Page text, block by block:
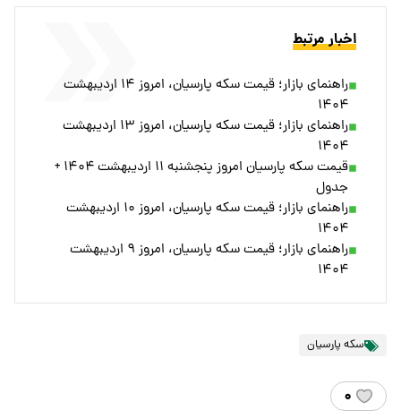
اخبار مرتبط
راهنمای بازار؛ قیمت سکه پارسیان، امروز ۱۴ اردیبهشت
۱۴۰۴
راهنمای بازار؛ قیمت سکه پارسیان، امروز ۱۳ اردیبهشت
۱۴۰۴
قیمت سکه پارسیان امروز پنجشنبه ۱۱ اردیبهشت ۱۴۰۴ +
جدول
راهنمای بازار؛ قیمت سکه پارسیان، امروز ۱۰ اردیبهشت
۱۴۰۴
راهنمای بازار؛ قیمت سکه پارسیان، امروز ۹ اردیبهشت
۱۴۰۴
سکه پارسیان
۰